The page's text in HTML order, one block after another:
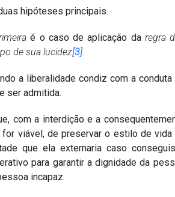
hipóteses principais.
é o caso de aplicação da regra
de sua lucidez[3].
a liberalidade condiz com a
ser admitida.
com a interdição e a
for viável, de preservar o estilo de
que ela externaria caso
para garantir a dignidade da
incapaz.